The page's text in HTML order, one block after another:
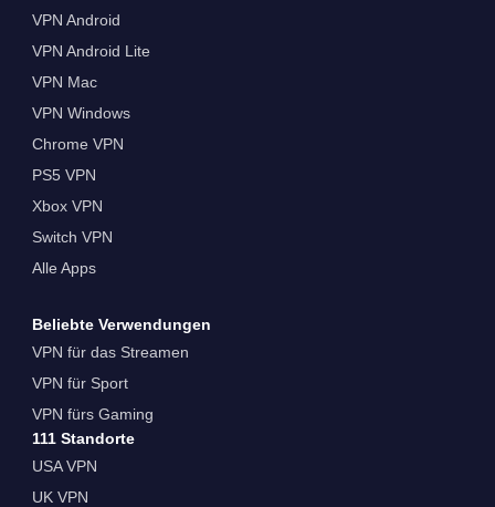
VPN Android
VPN Android Lite
VPN Mac
VPN Windows
Chrome VPN
PS5 VPN
Xbox VPN
Switch VPN
Alle Apps
Beliebte Verwendungen
VPN für das Streamen
VPN für Sport
VPN fürs Gaming
111 Standorte
USA VPN
UK VPN